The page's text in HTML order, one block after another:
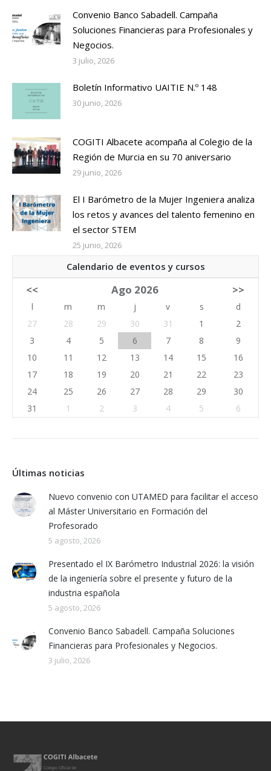
Convenio Banco Sabadell. Campaña
Soluciones Financieras para Profesionales y
Negocios.
3 julio, 2026
Boletín Informativo UAITIE N.º 148
30 junio, 2026
COGITI Albacete acompaña al Colegio de la
Región de Murcia en su 70 aniversario
29 junio, 2026
El I Barómetro de la Mujer Ingeniera analiza
los retos y avances del talento femenino en
el sector STEM
25 junio, 2026
Calendario de eventos y cursos
<< Ago 2026 >>
l m m j v s
d
27
28 29 30 31 1
2
3
4 5 6 7 8
9
10
11 12 13 14 15
16
17
18 19 20 21 22
23
24
25 26 27 28 29
30
31
1 2 3 4 5 6
Últimas noticias
Nuevo convenio con UTAMED para facilitar el acceso
al Máster Universitario en Formación del
Profesorado
5 agosto, 2026
Presentado el IX Barómetro Industrial 2026: la visión
de la ingeniería sobre el presente y futuro de la
industria española
5 agosto, 2026
Convenio Banco Sabadell. Campaña Soluciones
Financieras para Profesionales y Negocios.
3 julio, 2026